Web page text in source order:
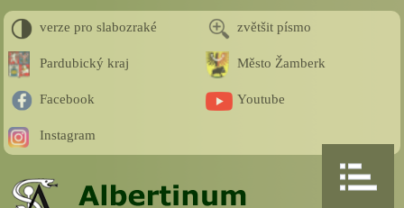
verze pro slabozraké zvětšit písmo
Pardubický kraj Město Žamberk
Facebook Youtube
Instagram